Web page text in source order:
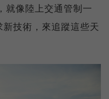
就像陸上交通管制一
技術，來追蹤這些天